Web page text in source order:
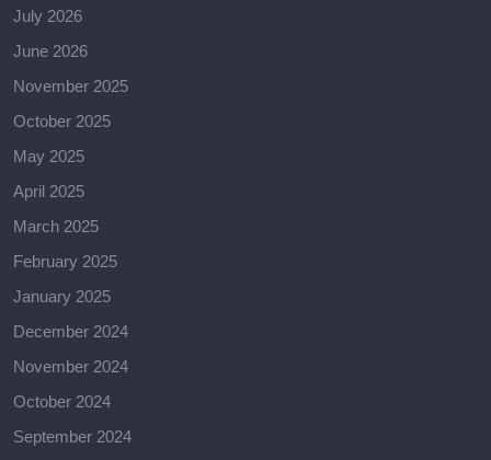
July 2026
June 2026
November 2025
October 2025
May 2025
April 2025
March 2025
February 2025
January 2025
December 2024
November 2024
October 2024
September 2024